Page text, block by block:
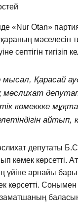
«Nur Otan»
мәселесін
септігін тигізіп
мысал, Қарасай
мәслихат
көмеккке
айтып,
депутаты
көмек көрсетті.
үйіне арнайы
көрсетті.